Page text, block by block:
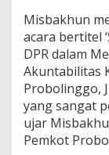
Misbakhun
acara bertitel
DPR dalam
Akuntabilitas
Probolinggo,
yang sangat
ujar
Pemkot